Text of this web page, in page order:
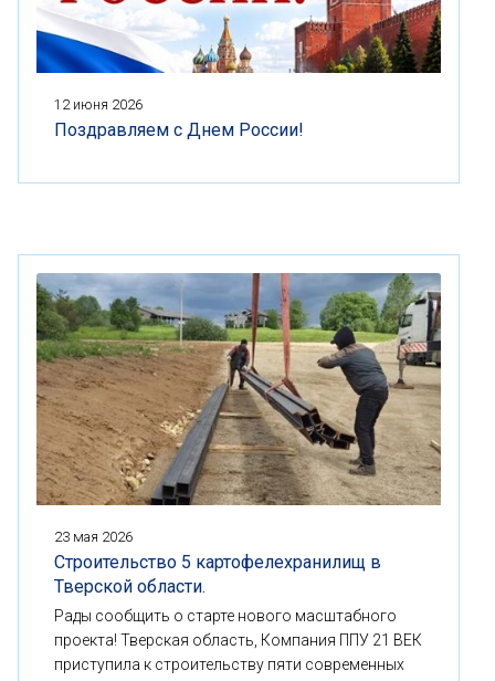
12 июня 2026
Поздравляем с Днем России!
23 мая 2026
Строительство 5 картофелехранилищ в
Тверской области.
Рады сообщить о старте нового масштабного
проекта! Тверская область, Компания ППУ 21 ВЕК
приступила к строительству пяти современных